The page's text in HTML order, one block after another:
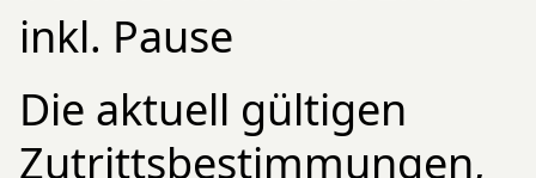
inkl. Pause
Die aktuell gültigen
Zutrittsbestimmungen,